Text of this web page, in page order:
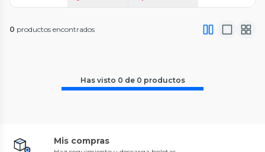
0 productos encontrados
Has visto 0 de 0 productos
Mis compras